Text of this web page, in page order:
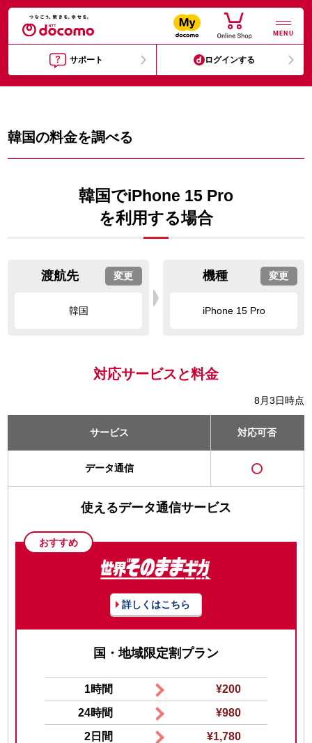
MENU
サポート ログインする
韓国の料金を調べる
韓国でiPhone 15 Pro
を利用する場合
渡航先 変更
韓国
機種 変更
iPhone 15 Pro
対応サービスと料金
8月3日時点
サービス 対応可否
データ通信
使えるデータ通信サービス
おすすめ
詳しくはこちら
国・地域限定割プラン
1時間
¥200
24時間
¥980
2日間
¥1,780